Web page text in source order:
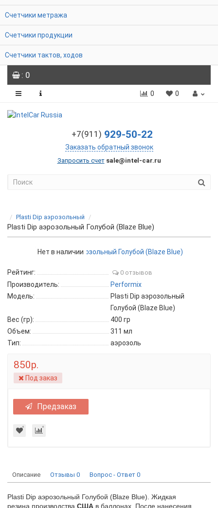
Счетчики метража
Счетчики продукции
Счетчики тактов, ходов
: 0
0 0
+7(911) 929-50-22
Заказать обратный звонок
Запросить счет sale@intel-car.ru
Plasti Dip аэрозольный
Plasti Dip аэрозольный Голубой (Blaze Blue)
Нет в наличии
Рейтинг: 0 отзывов
Производитель:
Performix
Модель:
Plasti Dip аэрозольный
Голубой (Blaze Blue)
Вес (гр):
400 гр
Объем:
311 мл
Тип:
аэрозоль
850р.
Под заказ
Предзаказ
Описание Отзывы 0 Вопрос - Ответ 0
Plasti Dip аэрозольный Голубой (Blaze Blue). Жидкая
резина производства США в баллонах. После нанесения